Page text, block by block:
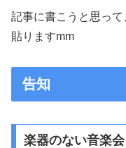
記事に書こうと思っ
貼りますmm
告知
楽器のない音楽